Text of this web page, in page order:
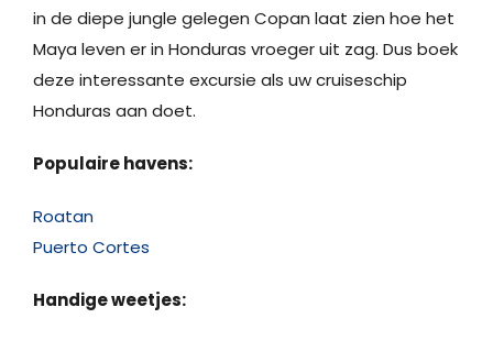
in de diepe jungle gelegen Copan laat zien hoe het
Maya leven er in Honduras vroeger uit zag. Dus boek
deze interessante excursie als uw cruiseschip
Honduras aan doet.
Populaire havens:
Roatan
Puerto Cortes
Handige weetjes: